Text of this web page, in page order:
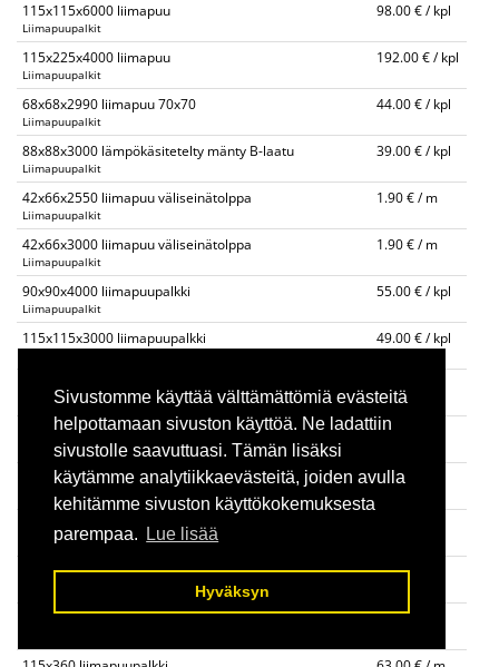
Sivustomme käyttää välttämättömiä evästeitä
helpottamaan sivuston käyttöä. Ne ladattiin
sivustolle saavuttuasi. Tämän lisäksi
käytämme analytiikkaevästeitä, joiden avulla
kehitämme sivuston käyttökokemuksesta
parempaa.
Lue lisää
Hyväksyn
115x115x6000 liimapuu
Liimapuupalkit
98.00 € / kpl
115x225x4000 liimapuu
Liimapuupalkit
192.00 € / kpl
68x68x2990 liimapuu 70x70
Liimapuupalkit
44.00 € / kpl
88x88x3000 lämpökäsitetelty mänty B-laatu
Liimapuupalkit
39.00 € / kpl
42x66x2550 liimapuu väliseinätolppa
Liimapuupalkit
1.90 € / m
42x66x3000 liimapuu väliseinätolppa
Liimapuupalkit
1.90 € / m
90x90x4000 liimapuupalkki
Liimapuupalkit
55.00 € / kpl
115x115x3000 liimapuupalkki 49.00 € / kpl
Liimapuupalkit
90x225 liimapuupalkki 4m,6m
Liimapuupalkit
32.00 € / m
90x270 liimapuupalkki 4m, 6m
Liimapuupalkit
40.00 € / m
115x225 liimapuupalkki 4m, 6m
Liimapuupalkit
115x270 liimapuupalkki 4m, 6m 48.00 € / m
115x315 liimapuupalkki 56.00 € / m